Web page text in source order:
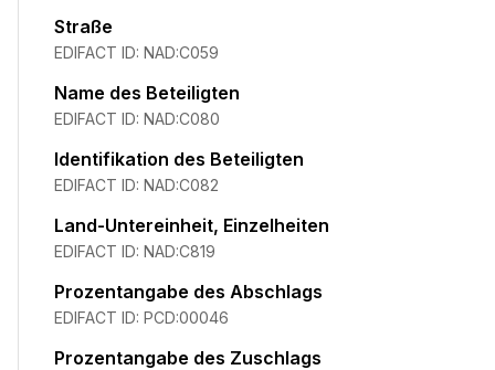
Straße
EDIFACT ID: NAD:C059
Name des Beteiligten
EDIFACT ID: NAD:C080
Identifikation des Beteiligten
EDIFACT ID: NAD:C082
Land-Untereinheit, Einzelheiten
EDIFACT ID: NAD:C819
Prozentangabe des Abschlags
EDIFACT ID: PCD:00046
Prozentangabe des Zuschlags